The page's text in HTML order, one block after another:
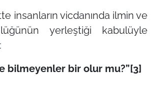
insanların vicdanında ilmin ve
yerleştiği kabulüyle
bilmeyenler bir olur mu?”[3]